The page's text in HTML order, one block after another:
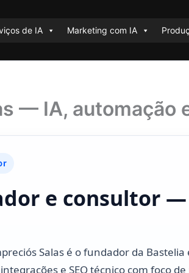
de IA Marketing com IA
— IA, automação
e consultor —
Salas é o fundador da
e SEO técnico com foco